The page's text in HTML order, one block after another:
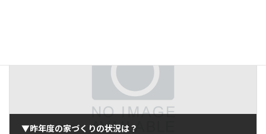
▼昨年度の家づくりの状況は？